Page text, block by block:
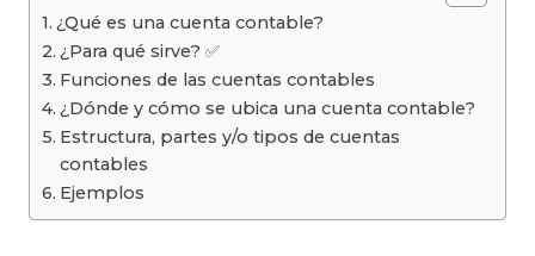
¿Qué es una cuenta contable?
¿Para qué sirve? ✅
Funciones de las cuentas contables
¿Dónde y cómo se ubica una cuenta contable?
Estructura, partes y/o tipos de cuentas
contables
Ejemplos